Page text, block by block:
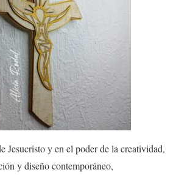
Jesucristo y en el poder de la creatividad,
y diseño contemporáneo,